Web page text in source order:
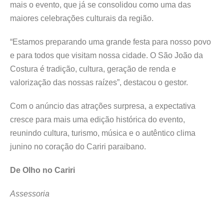
mais o evento, que já se consolidou como uma das
maiores celebrações culturais da região.
“Estamos preparando uma grande festa para nosso povo
e para todos que visitam nossa cidade. O São João da
Costura é tradição, cultura, geração de renda e
valorização das nossas raízes”, destacou o gestor.
Com o anúncio das atrações surpresa, a expectativa
cresce para mais uma edição histórica do evento,
reunindo cultura, turismo, música e o autêntico clima
junino no coração do Cariri paraibano.
De Olho no Cariri
Assessoria